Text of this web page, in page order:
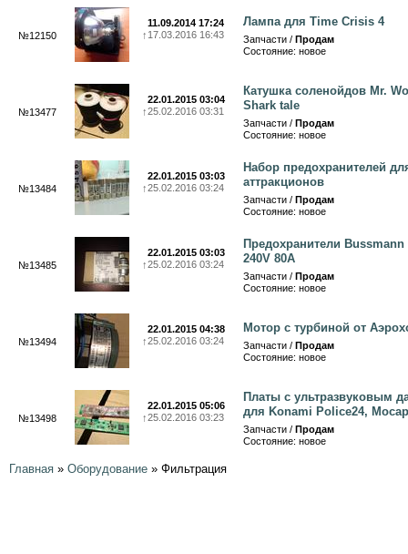
№12150
11.09.2014 17:24
↑ 17.03.2016 16:43
Лампа для Time Crisis 4
Запчасти / Продам
Состояние: новое
№13477
22.01.2015 03:04
↑25.02.2016 03:31
Катушка соленойдов Mr.
Shark tale
Запчасти / Продам
Состояние: новое
№13484
22.01.2015 03:03
↑25.02.2016 03:24
Набор предохранителей
аттракционов
Запчасти / Продам
Состояние: новое
№13485
22.01.2015 03:03
↑25.02.2016 03:24
Предохранители Bussmann
240V 80A
Запчасти / Продам
Состояние: новое
№13494
22.01.2015 04:38
↑25.02.2016 03:24
Мотор с турбиной от
Запчасти / Продам
Состояние: новое
№13498
22.01.2015 05:06
↑25.02.2016 03:23
Платы с ультразвуковым
для Konami Police24,
Запчасти / Продам
Состояние: новое
Главная » Оборудование » Фильтрация